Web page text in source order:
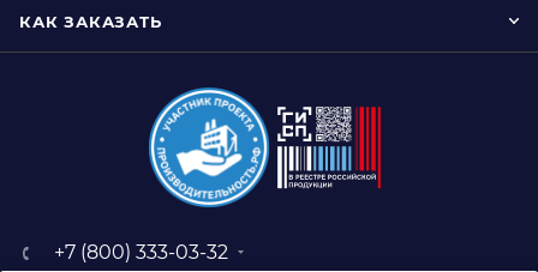
КАК ЗАКАЗАТЬ
+7 (800) 333-03-32